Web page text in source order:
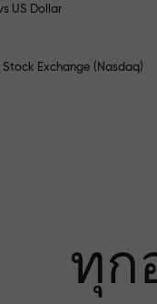
งสุด
ลาด
US Dollar
Stock Exchange (Nasdaq)
ทุก